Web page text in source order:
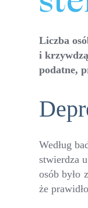
Liczba
i
podatne,
Według
stwierdza
osób było
że